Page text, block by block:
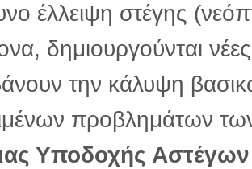
έλλειψη στέγης
δημιουργούνται
την κάλυψη
προβλημάτων
Υποδοχής Αστέγων